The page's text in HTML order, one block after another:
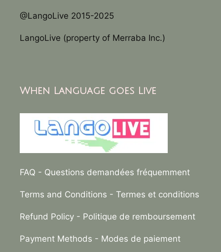
@LangoLive 2015-2025
LangoLive (property of Merraba Inc.)
When Language goes Live
FAQ - Questions demandées fréquemment
Terms and Conditions - Termes et conditions
Refund Policy - Politique de remboursement
Payment Methods - Modes de paiement